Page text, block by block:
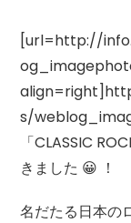
[url=http://
s/
「CLASSIC
きました 😀 ！
名だたる日本の